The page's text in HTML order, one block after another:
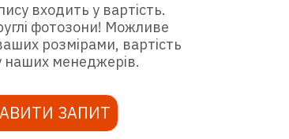
входить у вартість.
фотозони! Можливе
розмірами, вартість
наших менеджерів.
ЗАПИТ